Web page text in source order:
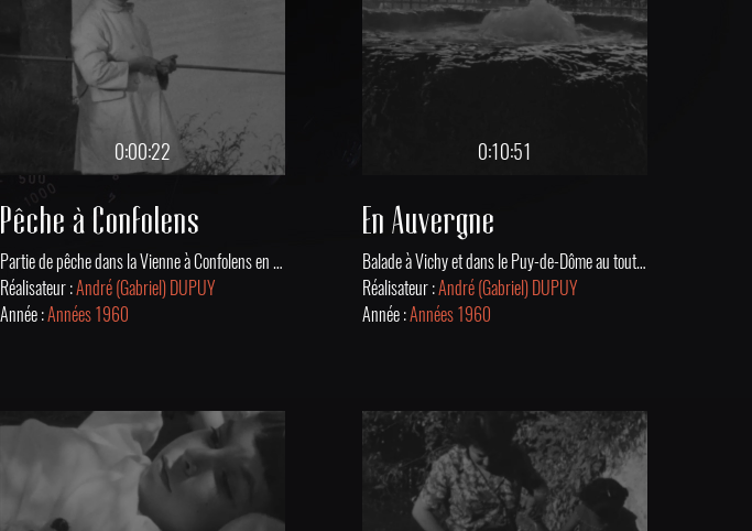
0:00:22
Pêche à Confolens
Partie de pêche dans la Vienne à Confolens en 1960.
Réalisateur :André (Gabriel) DUPUY
Année :Années 1960
0:10:51
En Auvergne
Balade à Vichy et dans le Puy-de-Dôme au tout début des années 1960.
Réalisateur :André (Gabriel) DUPUY
Année :Années 1960